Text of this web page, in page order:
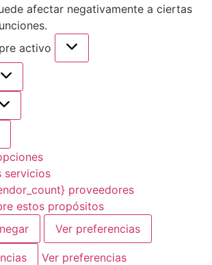
afectar negativamente a ciertas
activo
servicios
proveedores
estos propósitos
Ver preferencias
Ver preferencias